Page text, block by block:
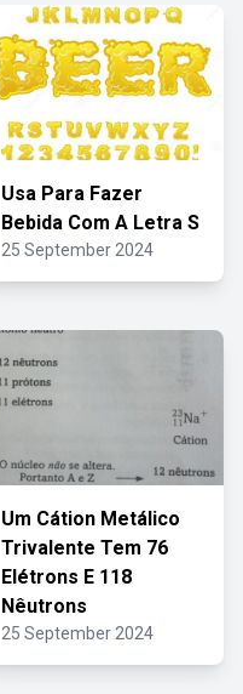
Usa Para Fazer
Bebida Com A Letra S
25 September 2024
Um Cátion Metálico
Trivalente Tem 76
Elétrons E 118
Nêutrons
25 September 2024